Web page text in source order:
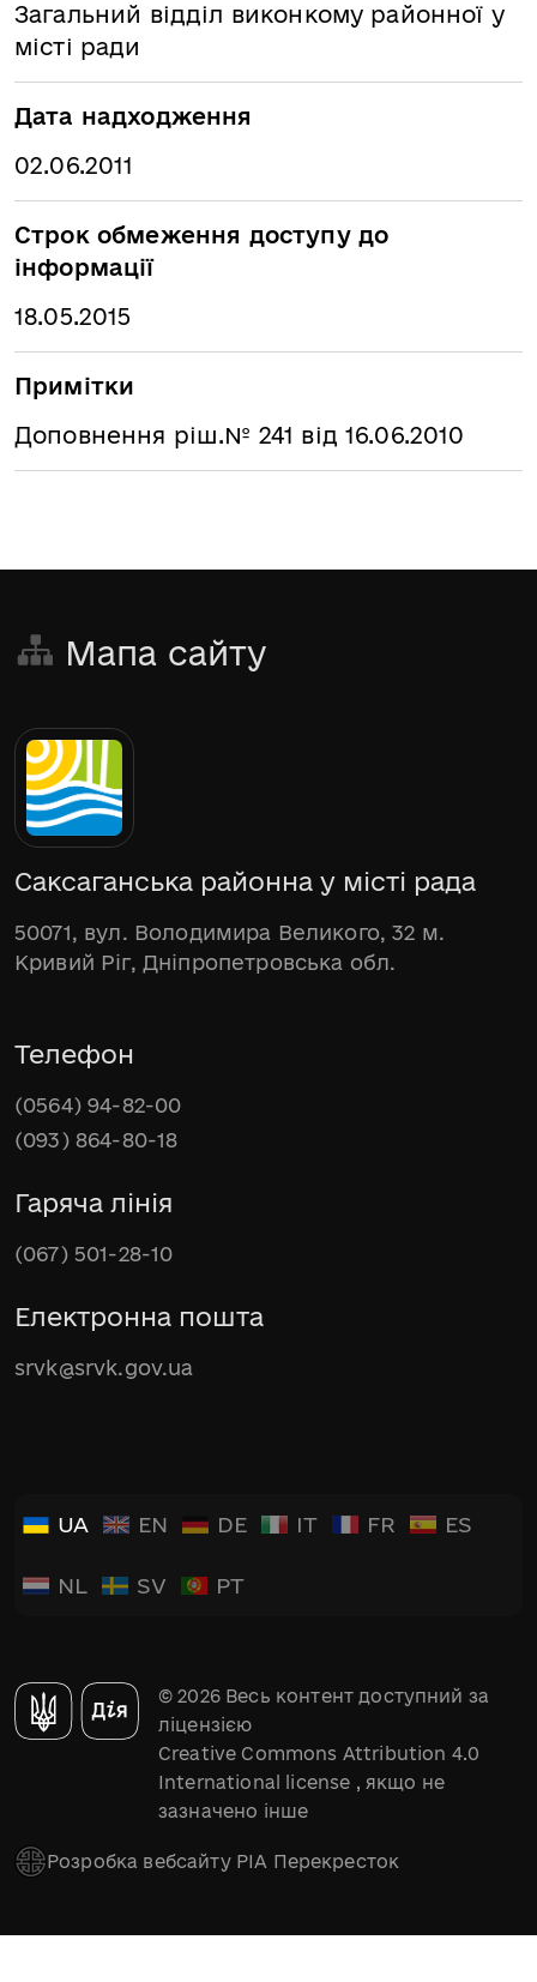
Загальний відділ виконкому районної у
місті ради
Дата надходження
02.06.2011
Строк обмеження доступу до
інформації
18.05.2015
Примітки
Доповнення ріш.№ 241 від 16.06.2010
Мапа сайту
Саксаганська районна у місті рада
50071, вул. Володимира Великого, 32 м.
Кривий Ріг, Дніпропетровська обл.
Телефон
(0564) 94-82-00
(093) 864-80-18
Гаряча лінія
(067) 501-28-10
Електронна пошта
srvk@srvk.gov.ua
UA EN DE IT FR ES
NL SV PT
© 2026 Весь контент доступний за
ліцензією
Creative Commons Attribution 4.0
International license , якщо не
зазначено інше
Розробка вебсайту РІА Перекресток